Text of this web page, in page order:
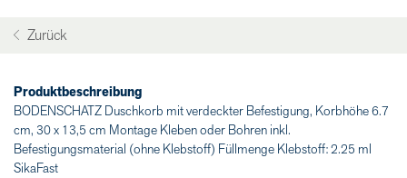
Zurück
Produktbeschreibung
BODENSCHATZ Duschkorb mit verdeckter Befestigung, Korbhöhe 6.7
cm, 30 x 13,5 cm Montage Kleben oder Bohren inkl.
Befestigungsmaterial (ohne Klebstoff) Füllmenge Klebstoff: 2.25 ml
SikaFast